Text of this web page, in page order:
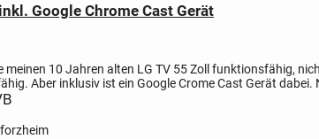
Google Chrome Cast Gerät
meinen 10 Jahren alten LG TV 55 Zoll funktionsfähig,
Aber inklusiv ist ein Google Crome Cast Gerät dabei.